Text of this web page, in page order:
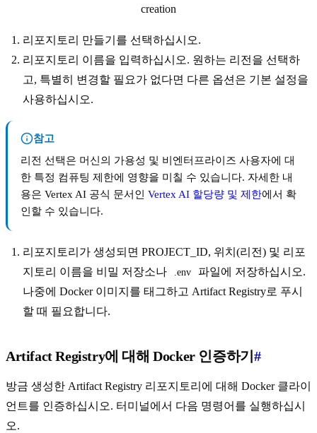
리포지토리 만들기를 선택하십시오.
리포지토리 이름을 입력하십시오. 원하는 리전을 선택하
고, 특별히 변경할 필요가 없다면 다른 옵션은 기본 설정을
사용하십시오.
참고
리전 선택은 머신의 가용성 및 비엔터프라이즈 사용자에 대
한 특정 컴퓨팅 제한에 영향을 미칠 수 있습니다. 자세한 내
용은 Vertex AI 공식 문서인 Vertex AI 할당량 및 제한에서 확
인할 수 있습니다.
리포지토리가 생성되면 PROJECT_ID, 위치(리전) 및 리포
지토리 이름을 비밀 저장소나
.env
파일에 저장하십시오.
나중에 Docker 이미지를 태그하고 Artifact Registry로 푸시
할 때 필요합니다.
Artifact Registry에 대해 Docker 인증하기 #
방금 생성한 Artifact Registry 리포지토리에 대해 Docker 클라이
언트를 인증하십시오. 터미널에서 다음 명령어를 실행하십시
오.